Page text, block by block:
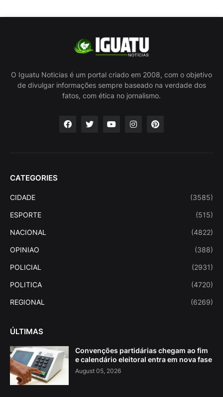
O Iguatu Noticias é um portal criado em 2008, com o objetivo
de divulgar informações sempre baseado na verdade dos
fatos, com ética no jornalismo.
CATEGORIES
CIDADE (3585)
ESPORTE (515)
NACIONAL (4822)
OPINIAO (388)
POLICIAL (2931)
POLITICA (4720)
REGIONAL (6269)
ÚLTIMAS
Convenções partidárias chegam ao fim
e calendário eleitoral entra em nova fase
August 05, 2026